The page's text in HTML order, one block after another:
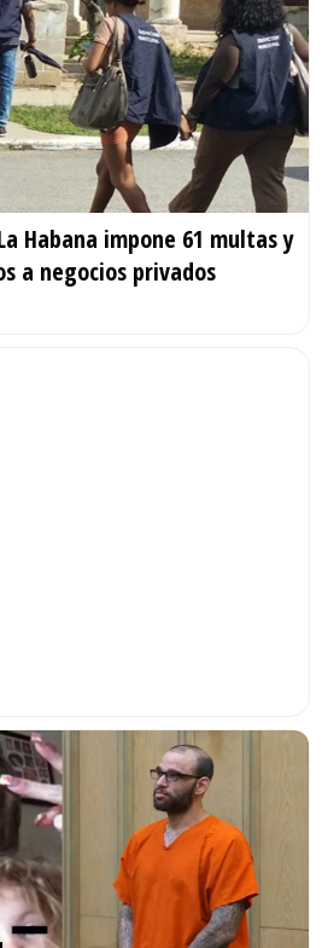
Habana impone 61 multas y
a negocios privados